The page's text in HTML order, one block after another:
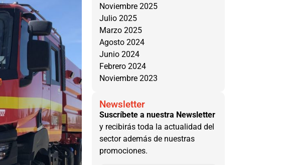
Noviembre 2025
Julio 2025
Marzo 2025
Agosto 2024
Junio 2024
Febrero 2024
Noviembre 2023
Newsletter
Suscríbete a nuestra Newsletter
y recibirás toda la actualidad del
sector además de nuestras
promociones.